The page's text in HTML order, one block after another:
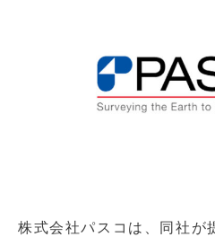
株式会社パスコは、同社が